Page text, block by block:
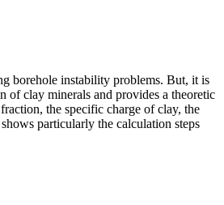
borehole instability problems. But, it is
of clay minerals and provides a theoretic
the specific charge of clay, the
particularly the calculation steps